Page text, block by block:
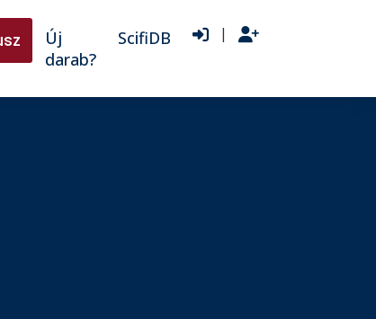
Új
darab?
ScifiDB |